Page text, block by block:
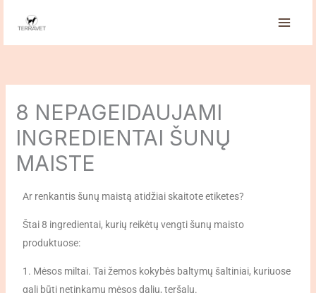
turinio
8 NEPAGEIDAUJAMI
INGREDIENTAI ŠUNŲ
MAISTE
Ar renkantis šunų maistą atidžiai skaitote etiketes?
Štai 8 ingredientai, kurių reikėtų vengti šunų maisto
produktuose:
1. Mėsos miltai. Tai žemos kokybės baltymų šaltiniai, kuriuose
gali būti netinkamų mėsos dalių, teršalų.